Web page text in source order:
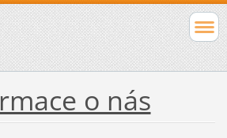
o nás